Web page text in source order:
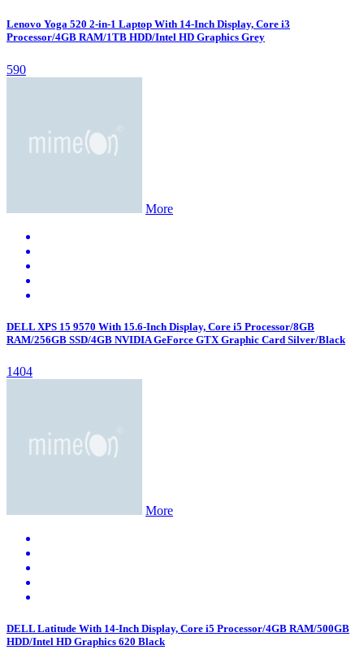
Lenovo Yoga 520 2-in-1 Laptop With 14-Inch Display, Core i3
Processor/4GB RAM/1TB HDD/Intel HD Graphics Grey
590
More
DELL XPS 15 9570 With 15.6-Inch Display, Core i5 Processor/8GB
RAM/256GB SSD/4GB NVIDIA GeForce GTX Graphic Card Silver/Black
1404
More
DELL Latitude With 14-Inch Display, Core i5 Processor/4GB RAM/500GB
HDD/Intel HD Graphics 620 Black